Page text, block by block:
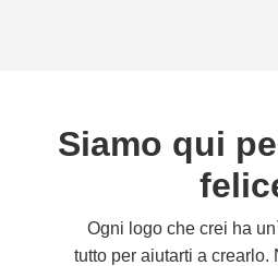
Siamo qui
Ogni logo che crei ha
tutto per aiutarti a crearlo.